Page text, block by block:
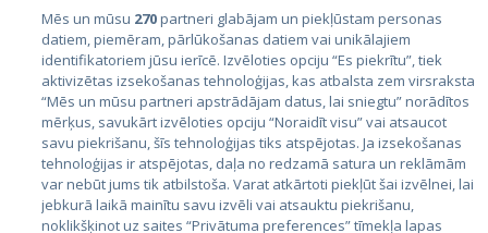
Страны
Эстония
Латвия
Литва
Mēs un mūsu 270partneri glabājam un piekļūstam personas
datiem, piemēram, pārlūkošanas datiem vai unikālajiem
identifikatoriem jūsu ierīcē. Izvēloties opciju “Es piekrītu”, tiek
aktivizētas izsekošanas tehnoloģijas, kas atbalsta zem virsraksta
“Mēs un mūsu partneri apstrādājam datus, lai sniegtu” norādītos
mērķus, savukārt izvēloties opciju “Noraidīt visu” vai atsaucot
savu piekrišanu, šīs tehnoloģijas tiks atspējotas. Ja izsekošanas
tehnoloģijas ir atspējotas, daļa no redzamā satura un reklāmām
var nebūt jums tik atbilstoša. Varat atkārtoti piekļūt šai izvēlnei, lai
jebkurā laikā mainītu savu izvēli vai atsauktu piekrišanu,
noklikšķinot uz saites “Privātuma preferences” tīmekļa lapas